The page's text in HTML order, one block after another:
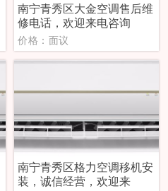
南宁青秀区大金空调售后维
修电话，欢迎来电咨询
价格：面议
南宁青秀区格力空调移机安
装，诚信经营，欢迎来